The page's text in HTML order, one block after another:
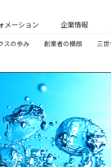
メーション
スマートメーター導入実績
企業情報
創業者の横顔
社会貢献活動
スの歩み 創業者の横顔 三